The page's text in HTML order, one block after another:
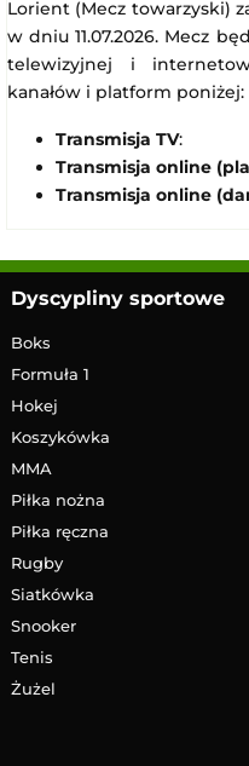
Lorient (Mecz towarzyski)
w dniu 11.07.2026. Mecz
telewizyjnej i
kanałów i platform poniżej:
Transmisja TV:
Transmisja online
Transmisja online
Dyscypliny sportowe
Boks
Formuła 1
Hokej
Koszykówka
MMA
Piłka nożna
Piłka ręczna
Rugby
Siatkówka
Snooker
Tenis
Żużel